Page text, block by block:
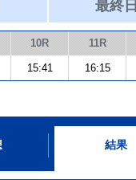
最終日
10R 11R
15:41 16:15
結果